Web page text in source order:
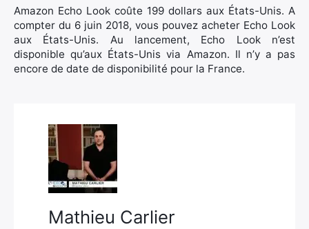
Amazon Echo Look coûte 199 dollars aux États-Unis. A
compter du 6 juin 2018, vous pouvez acheter Echo Look
aux États-Unis. Au lancement, Echo Look n’est
disponible qu’aux États-Unis via Amazon. Il n’y a pas
encore de date de disponibilité pour la France.
Mathieu Carlier